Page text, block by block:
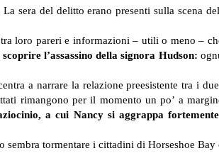
sera del delitto erano presenti sulla scena
loro pareri e informazioni – utili o meno –
l’assassino della signora Hudson:
a narrare la relazione preesistente tra i
rimangono per il momento un po’ a
a cui Nancy si aggrappa
tormentare i cittadini di Horseshoe